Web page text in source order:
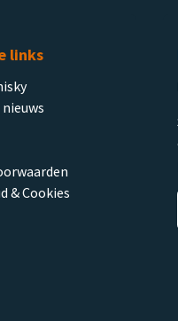
links
& Cookies